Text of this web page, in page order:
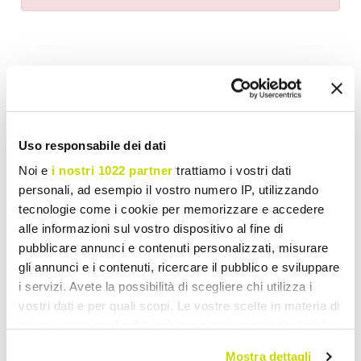
Uso responsabile dei dati
Noi e i nostri 1022 partner trattiamo i vostri dati
personali, ad esempio il vostro numero IP, utilizzando
tecnologie come i cookie per memorizzare e accedere
alle informazioni sul vostro dispositivo al fine di
pubblicare annunci e contenuti personalizzati, misurare
gli annunci e i contenuti, ricercare il pubblico e sviluppare
i servizi. Avete la possibilità di scegliere chi utilizza i
vostri dati e per quali scopi. Le vostre scelte in materia di
Mostra dettagli
Escreva sua revisão Impressão
Armários